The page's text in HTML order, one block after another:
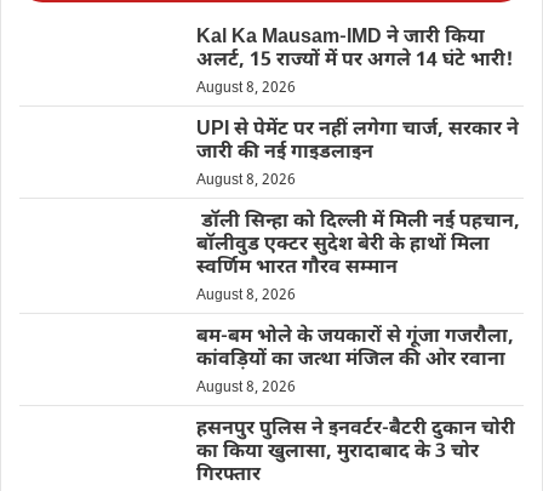
Kal Ka Mausam-IMD ने जारी किया
अलर्ट, 15 राज्यों में पर अगले 14 घंटे भारी!
August 8, 2026
UPI से पेमेंट पर नहीं लगेगा चार्ज, सरकार ने
जारी की नई गाइडलाइन
August 8, 2026
डॉली सिन्हा को दिल्ली में मिली नई पहचान,
बॉलीवुड एक्टर सुदेश बेरी के हाथों मिला
स्वर्णिम भारत गौरव सम्मान
August 8, 2026
बम-बम भोले के जयकारों से गूंजा गजरौला,
कांवड़ियों का जत्था मंजिल की ओर रवाना
August 8, 2026
हसनपुर पुलिस ने इनवर्टर-बैटरी दुकान चोरी
का किया खुलासा, मुरादाबाद के 3 चोर
गिरफ्तार